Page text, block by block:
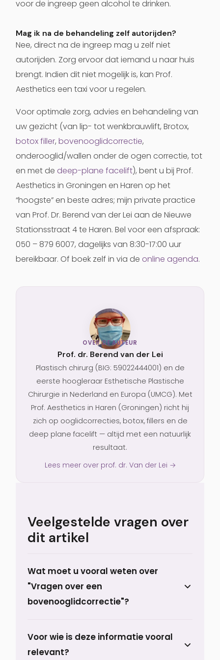
voor de ingreep geen alcohol te drinken.
Mag ik na de behandeling zelf autorijden?
Nee, direct na de ingreep mag u zelf niet
autorijden. Zorg ervoor dat iemand u naar huis
brengt. Indien dit niet mogelijk is, kan Prof.
Aesthetics een taxi voor u regelen.
Voor optimale zorg, advies en behandeling van
uw gezicht (van lip- tot wenkbrauwlift, Brotox,
botoxfiller, bovenooglidcorrectie,
onderooglid/wallen onder de ogen correctie, tot
en met de deep-plane facelift), bent u bij Prof.
Aesthetics in Groningen en Haren op het
“hoogste” en beste adres; mijn private practice
van Prof. Dr. Berend van der Lei aan de Nieuwe
Stationsstraat 4 te Haren. Bel voor een afspraak:
050 – 879 6007, dagelijks van 8:30-17:00 uur
bereikbaar. Of boek zelf in via de online agenda.
OVER DE AUTEUR
Prof. dr. Berend van der Lei
Plastisch chirurg (BIG: 59022444001) en de
eerste hoogleraar Esthetische Plastische
Chirurgie in Nederland en Europa (UMCG). Met
Prof. Aesthetics in Haren (Groningen) richt hij
zich op ooglidcorrecties, botox, fillers en de
deep plane facelift — altijd met een natuurlijk
resultaat.
Lees meer over prof. dr. Van der Lei →
Veelgestelde vragen over
dit artikel
Wat moet u vooral weten over
"Vragen over een
bovenooglidcorrectie"?
van de bovenoogleden uit en gaat deze
steeds meer over de wimpers hangen. Dit
Voor wie is deze informatie vooral
relevant?